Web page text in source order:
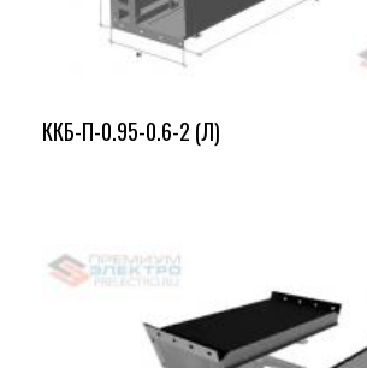
ККБ-П-0.95-0.6-2 (Л)